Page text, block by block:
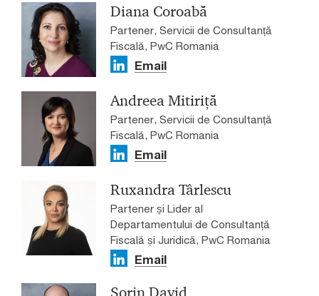
Diana Coroabă
Partener, Servicii de Consultanță
Fiscală, PwC Romania
Email
Andreea Mitiriță
Partener, Servicii de Consultanță
Fiscală, PwC Romania
Email
Ruxandra Târlescu
Partener și Lider al
Departamentului de Consultanță
Fiscală și Juridică, PwC Romania
Email